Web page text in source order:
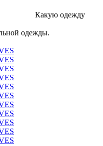
Какую одежду
одежды.